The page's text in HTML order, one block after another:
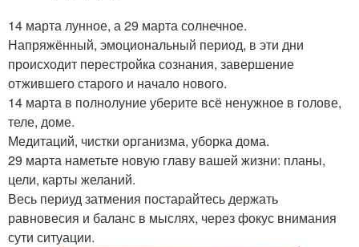
14 марта лунное, а 29 марта солнечное.
Напряжённый, эмоциональный период, в эти дни
происходит перестройка сознания, завершение
отжившего старого и начало нового.
14 марта в полнолуние уберите всё ненужное в голове,
теле, доме.
Медитаций, чистки организма, уборка дома.
29 марта наметьте новую главу вашей жизни: планы,
цели, карты желаний.
Весь периуд затмения постарайтесь держать
равновесия и баланс в мыслях, через фокус внимания
сути ситуации.